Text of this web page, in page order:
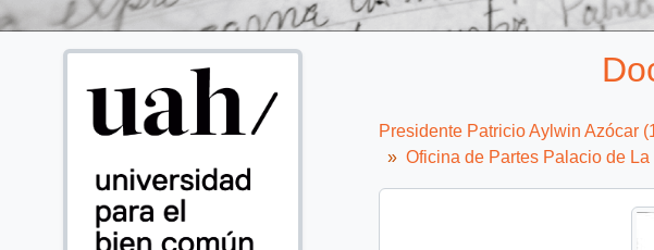
Presidente Patricio Aylwin Azócar
Oficina de Partes Palacio de La